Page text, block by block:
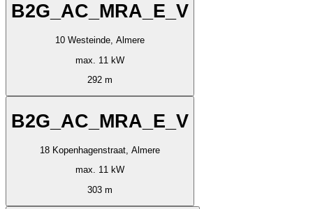
B2G_AC_MRA_E_V
10 Westeinde, Almere
max. 11 kW
292 m
B2G_AC_MRA_E_V
18 Kopenhagenstraat, Almere
max. 11 kW
303 m